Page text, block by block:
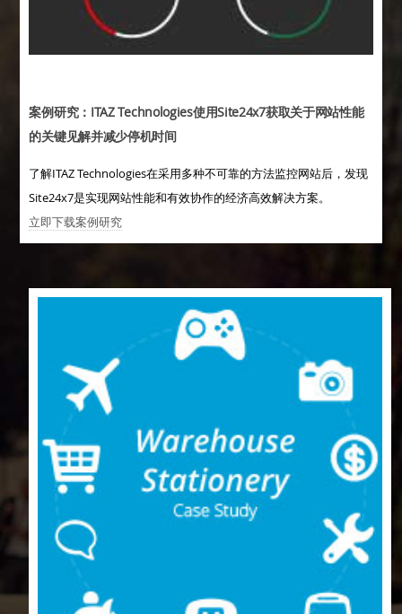
案例研究：ITAZ Technologies使用Site24x7获取关于网站性能
的关键见解并减少停机时间
了解ITAZ Technologies在采用多种不可靠的方法监控网站后，发现
Site24x7是实现网站性能和有效协作的经济高效解决方案。
立即下载案例研究